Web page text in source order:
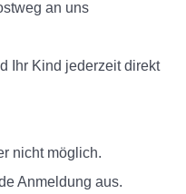
an uns
Ihr Kind jederzeit direkt
nicht möglich.
Anmeldung aus.